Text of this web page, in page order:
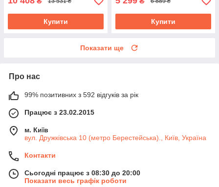
Купити Купити
Показати ще
Про нас
99% позитивних з 592 відгуків за рік
Працює з 23.02.2015
м. Київ
вул. Дружківська 10 (метро Берестейська)., Київ, Україна
Контакти
Сьогодні працює з 08:30 до 20:00
Показати весь графік роботи